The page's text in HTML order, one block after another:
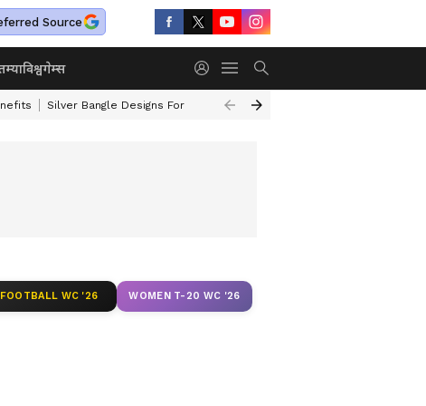
Source
विश्वगेम्स
Silver Bangle Designs For Wife Top 10 Safest Cars In India
FOOTBALL WC '26 WOMEN T-20 WC '26